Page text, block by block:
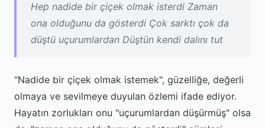
Hep nadide bir çiçek olmak isterdi Zaman
ona olduğunu da gösterdi Çok sarktı çok da
düştü uçurumlardan Düştün kendi dalını tut
"Nadide bir çiçek olmak istemek", güzelliğe, değerli
olmaya ve sevilmeye duyulan özlemi ifade ediyor.
Hayatın zorlukları onu "uçurumlardan düşürmüş" olsa